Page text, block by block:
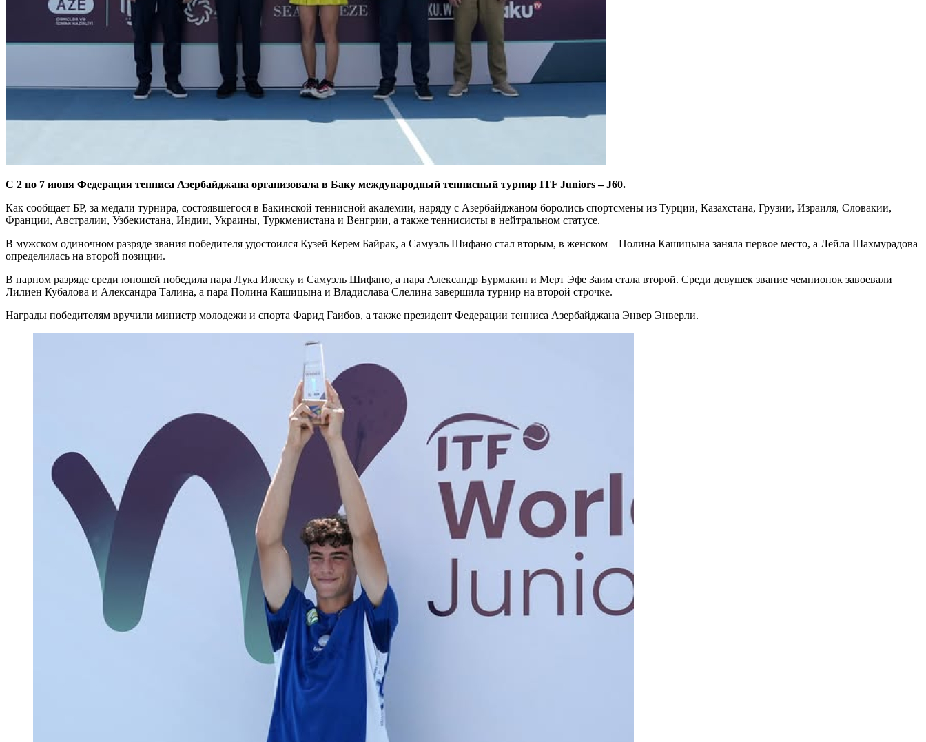
С 2 по 7 июня Федерация тенниса Азербайджана организовала в Баку международный теннисный турнир ITF Juniors – J60.
Как сообщает БР, за медали турнира, состоявшегося в Бакинской теннисной академии, наряду с Азербайджаном боролись спортсмены из Турции, Казахстана, Грузии, Израиля, Словакии,
Франции, Австралии, Узбекистана, Индии, Украины, Туркменистана и Венгрии, а также теннисисты в нейтральном статусе.
В мужском одиночном разряде звания победителя удостоился Кузей Керем Байрак, а Самуэль Шифано стал вторым, в женском – Полина Кашицына заняла первое место, а Лейла Шахмурадова
определилась на второй позиции.
В парном разряде среди юношей победила пара Лука Илеску и Самуэль Шифано, а пара Александр Бурмакин и Мерт Эфе Заим стала второй. Среди девушек звание чемпионок завоевали
Лилиен Кубалова и Александра Талина, а пара Полина Кашицына и Владислава Слелина завершила турнир на второй строчке.
Награды победителям вручили министр молодежи и спорта Фарид Гаибов, а также президент Федерации тенниса Азербайджана Энвер Энверли.